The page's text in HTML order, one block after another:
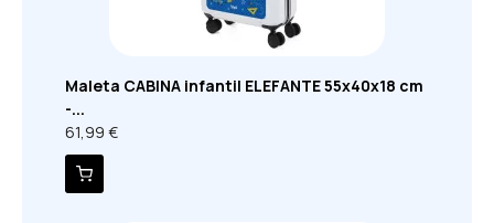
Maleta CABINA infantil ELEFANTE 55x40x18 cm
-...
61,99 €